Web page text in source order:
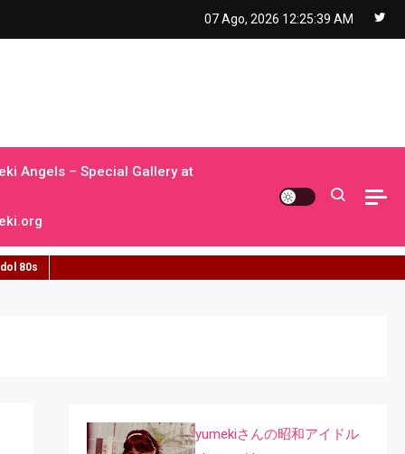
07 Ago, 2026 12:25:40 AM
Angels – Special Gallery at
80s
yumekiさんの昭和アイドル